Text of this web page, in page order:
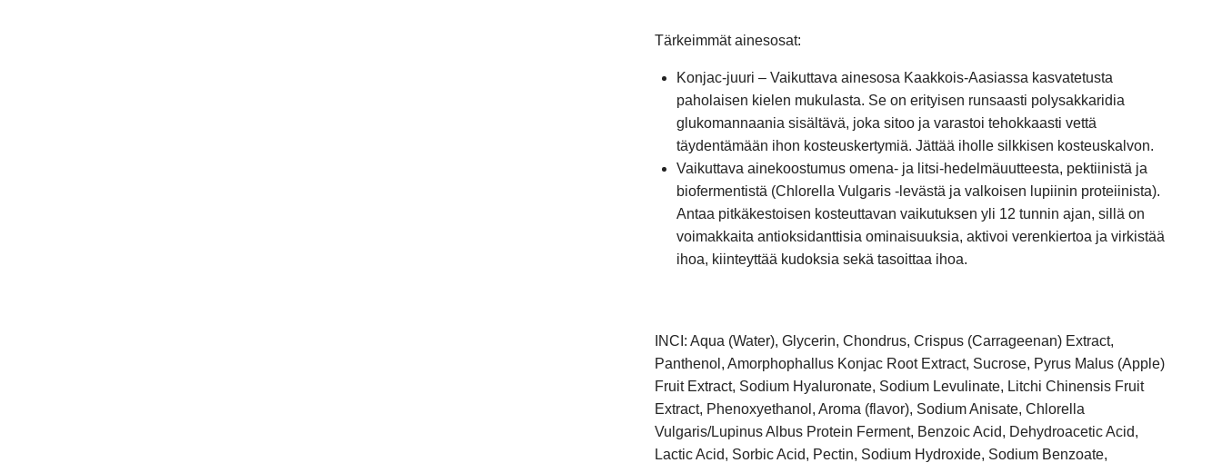
Tärkeimmät ainesosat:
Konjac-juuri – Vaikuttava ainesosa Kaakkois-Aasiassa kasvatetusta
paholaisen kielen mukulasta. Se on erityisen runsaasti polysakkaridia
glukomannaania sisältävä, joka sitoo ja varastoi tehokkaasti vettä
täydentämään ihon kosteuskertymiä. Jättää iholle silkkisen kosteuskalvon.
Vaikuttava ainekoostumus omena- ja litsi-hedelmäuutteesta, pektiinistä ja
biofermentistä (Chlorella Vulgaris -levästä ja valkoisen lupiinin proteiinista).
Antaa pitkäkestoisen kosteuttavan vaikutuksen yli 12 tunnin ajan, sillä on
voimakkaita antioksidanttisia ominaisuuksia, aktivoi verenkiertoa ja virkistää
ihoa, kiinteyttää kudoksia sekä tasoittaa ihoa.
INCI: Aqua (Water), Glycerin, Chondrus, Crispus (Carrageenan) Extract,
Panthenol, Amorphophallus Konjac Root Extract, Sucrose, Pyrus Malus (Apple)
Fruit Extract, Sodium Hyaluronate, Sodium Levulinate, Litchi Chinensis Fruit
Extract, Phenoxyethanol, Aroma (flavor), Sodium Anisate, Chlorella
Vulgaris/Lupinus Albus Protein Ferment, Benzoic Acid, Dehydroacetic Acid,
Lactic Acid, Sorbic Acid, Pectin, Sodium Hydroxide, Sodium Benzoate,